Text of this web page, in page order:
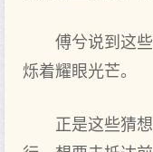
傅兮说到这
烁着耀眼光芒。
正是这些猜